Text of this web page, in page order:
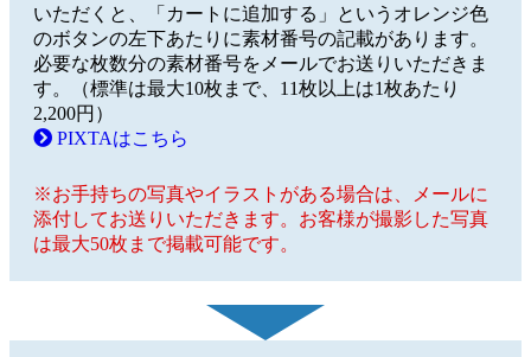
いただくと、「カートに追加する」というオレンジ色
のボタンの左下あたりに素材番号の記載があります。
必要な枚数分の素材番号をメールでお送りいただきま
す。（標準は最大10枚まで、11枚以上は1枚あたり
2,200円）
PIXTAはこちら
※お手持ちの写真やイラストがある場合は、メールに
添付してお送りいただきます。お客様が撮影した写真
は最大50枚まで掲載可能です。